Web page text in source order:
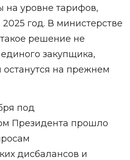
на уровне тарифов,
год. В министерстве
решение не
закупщика,
на прежнем
под
Президента прошло
дисбалансов и